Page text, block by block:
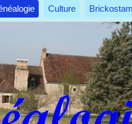
Culture